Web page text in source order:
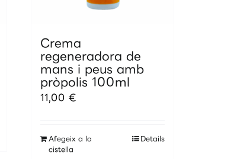
Crema
regeneradora de
mans i peus amb
pròpolis 100ml
11,00 €
Afegeix a la
cistella
Details